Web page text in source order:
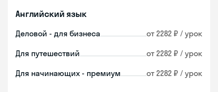
Английский язык
Деловой - для бизнеса от 2282 ₽ / урок
Для путешествий от 2282 ₽ / урок
Для начинающих - премиум от 2282 ₽ / урок